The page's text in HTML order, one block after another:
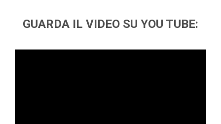
GUARDA IL VIDEO SU YOU TUBE: